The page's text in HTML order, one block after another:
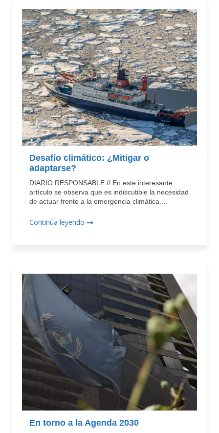
Desafío climático: ¿Mitigar o
adaptarse?
DIARIO RESPONSABLE:// En este interesante
artículo se observa que es indiscutible la necesidad
de actuar frente a la emergencia climática....
Continúa leyendo
En torno a la Agenda 2030